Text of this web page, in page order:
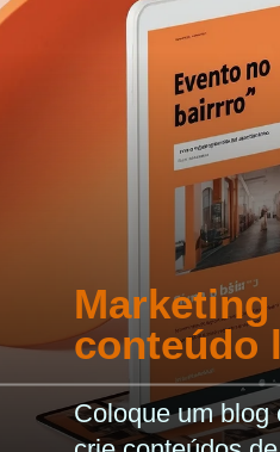
Marketing
conteúdo
Coloque um blog